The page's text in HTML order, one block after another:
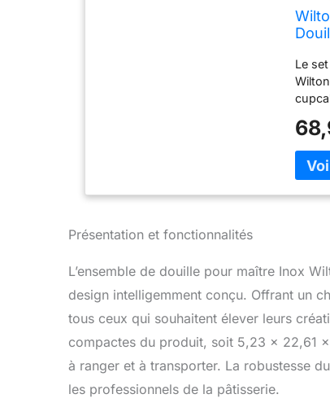
de
Le
aussi
Présentation et fonctionnalités
L’ensemble de douille pour maître Inox
design intelligemment conçu. Offrant un
tous ceux qui souhaitent élever leurs
compactes du produit, soit 5,23 x 22,61
à ranger et à transporter. La robustesse
les professionnels de la pâtisserie.